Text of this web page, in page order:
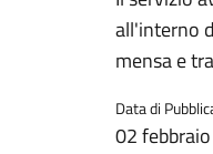
all'interno
mensa e
Data di
02